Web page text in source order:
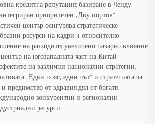
кредитна репутация; базиране в Ченду,
приоритетен „Дву-портов“
център осигурява стратегическо
ресурси на кадри и относително
на разходите; увеличено пазарно влияние
на югозападната част на Китай;
на различни национални стратегии,
„Един пояс, един път“ и стратегията за
предимство от здравия дял от богати,
конкурентни и регионални
ресурси.